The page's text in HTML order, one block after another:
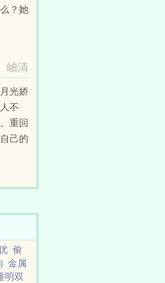
？她
岫清
光娇
不
重回
己的
对自
偷
金属
明双